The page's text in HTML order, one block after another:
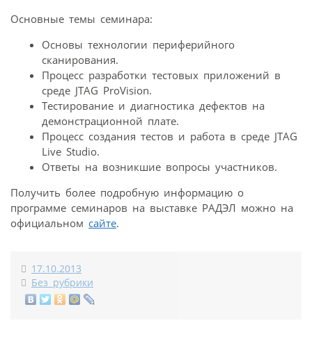
Основные темы семинара:
Основы технологии периферийного
сканирования.
Процесс разработки тестовых приложений в
среде JTAG ProVision.
Тестирование и диагностика дефектов на
демонстрационной плате.
Процесс создания тестов и работа в среде JTAG
Live Studio.
Ответы на возникшие вопросы участников.
Получить более подробную информацию о
программе семинаров на выставке РАДЭЛ можно на
официальном сайте.
17.10.2013
Без рубрики